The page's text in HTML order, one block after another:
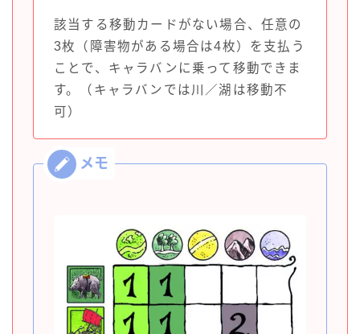
該当する移動カードがない場合、任意の
3枚（障害物がある場合は4枚）を支払う
ことで、キャラバンに乗って移動できま
す。（キャラバンでは川／湖は移動不
可）